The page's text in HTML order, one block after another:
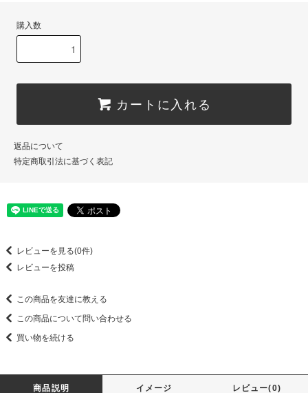
購入数
カートに入れる
返品について
特定商取引法に基づく表記
レビューを見る(0件)
レビューを投稿
この商品を友達に教える
この商品について問い合わせる
買い物を続ける
商品説明 イメージ レビュー(0)